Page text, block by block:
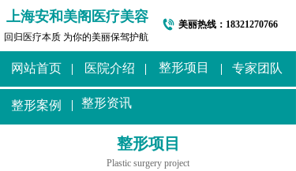
上海安和美阁医疗美容
回归医疗本质 为你的美丽保驾护航
美丽热线： 18321270766
网站首页 医院介绍 专家团队
整形项目
整形资讯
整形案例
整形项目
Plastic surgery project